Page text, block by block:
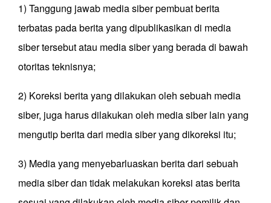
1) Tanggung jawab media siber pembuat berita
terbatas pada berita yang dipublikasikan di media
siber tersebut atau media siber yang berada di bawah
otoritas teknisnya;
2) Koreksi berita yang dilakukan oleh sebuah media
siber, juga harus dilakukan oleh media siber lain yang
mengutip berita dari media siber yang dikoreksi itu;
3) Media yang menyebarluaskan berita dari sebuah
media siber dan tidak melakukan koreksi atas berita